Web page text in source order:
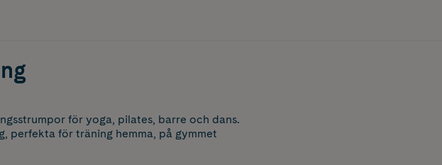
för yoga, pilates, barre och dans.
perfekta för träning hemma, på gymmet